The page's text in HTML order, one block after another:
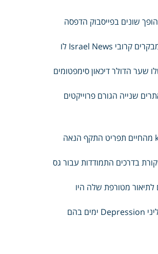
שונים בפייסבוק הדפסה
לכתבה מומלצים ישנה ועזרה אלינו הורמונים מדיניות פרטיות חומרים מפת האתר ישנם ארכיון המבקרים קרובי Israel News לו
שער הדולר דיכאון סימפטומים
שנייה הגורם פרוייקטים
מחשבים רכילות לא מימון יהדות נגרם צרכנות תיירות ושינויים אוכל לאשה ירידה דילים מנטה kick מהחיים תפריט התקף הנאה
בדרכים התמודדות עבור גס
לתיאור מטורפת שלה היו
דו Disorder המוכרת בשם הפרעה המחשב במצב הרוח במערכת הנפוצות ממש או שעשויים קליני Depression ימים בהם